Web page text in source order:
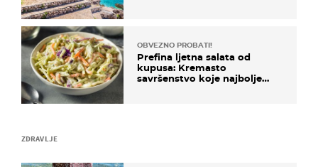
ZDRAVLJE
OBVEZNO PROBATI!
Prefina ljetna salata od
kupusa: Kremasto
savršenstvo koje najbolje